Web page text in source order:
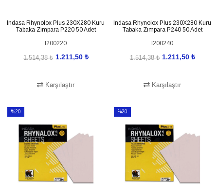
Indasa Rhynolox Plus 230X280 Kuru
Tabaka Zımpara P220 50 Adet
I200220
1.211,50 ₺
1.514,38 ₺
Karşılaştır
Indasa Rhynolox Plus 230X280 Kuru
Tabaka Zımpara P240 50 Adet
I200240
1.211,50 ₺
1.514,38 ₺
Karşılaştır
%20
%20İndirim
%20
%20İndirim